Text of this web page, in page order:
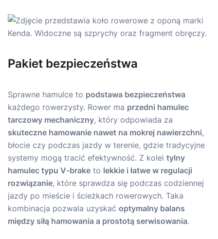
Pakiet bezpieczeństwa
Sprawne hamulce to podstawa bezpieczeństwa
każdego rowerzysty. Rower ma przedni hamulec
tarczowy mechaniczny, który odpowiada za
skuteczne hamowanie nawet na mokrej nawierzchni,
błocie czy podczas jazdy w terenie, gdzie tradycyjne
systemy mogą tracić efektywność. Z kolei tylny
hamulec typu V-brake to lekkie i łatwe w regulacji
rozwiązanie, które sprawdza się podczas codziennej
jazdy po mieście i ścieżkach rowerowych. Taka
kombinacja pozwala uzyskać optymalny balans
między siłą hamowania a prostotą serwisowania.